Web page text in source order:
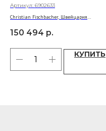
Артикул: 6902633
Christian Fischbacher, Швейцария
150 494 р.
КУПИТЬ